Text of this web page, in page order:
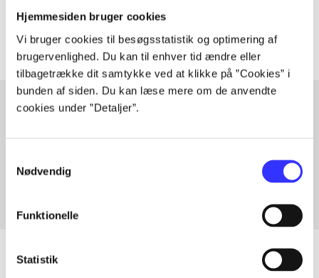
Hjemmesiden bruger cookies
Vi bruger cookies til besøgsstatistik og optimering af
brugervenlighed. Du kan til enhver tid ændre eller
tilbagetrække dit samtykke ved at klikke på ”Cookies” i
bunden af siden. Du kan læse mere om de anvendte
cookies under ”Detaljer”.
Nødvendig
Funktionelle
Statistik
Artiklerne i handler ofte om